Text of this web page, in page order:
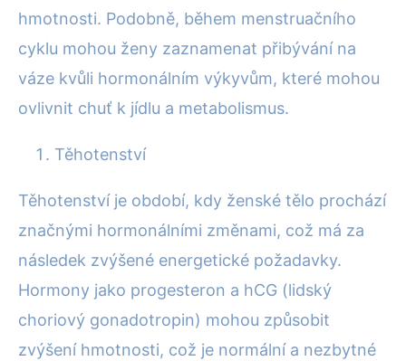
hmotnosti. Podobně, během menstruačního
cyklu mohou ženy zaznamenat přibývání na
váze kvůli hormonálním výkyvům, které mohou
ovlivnit chuť k jídlu a metabolismus.
Těhotenství
Těhotenství je období, kdy ženské tělo prochází
značnými hormonálními změnami, což má za
následek zvýšené energetické požadavky.
Hormony jako progesteron a hCG (lidský
choriový gonadotropin) mohou způsobit
zvýšení hmotnosti, což je normální a nezbytné